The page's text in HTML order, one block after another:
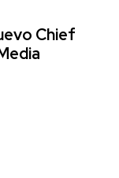
Chief